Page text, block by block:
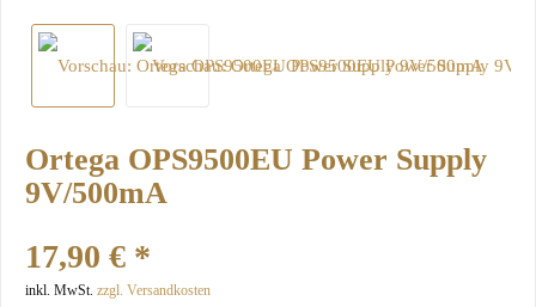
Ortega OPS9500EU Power Supply
9V/500mA
17,90 € *
inkl. MwSt. zzgl. Versandkosten